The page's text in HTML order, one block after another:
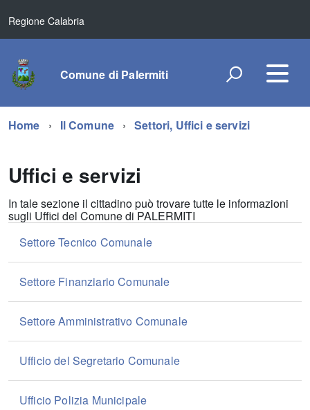
Regione Calabria
Comune di Palermiti
Home Il Comune Settori, Uffici e servizi
Uffici e servizi
In tale sezione il cittadino può trovare tutte le informazioni
sugli Uffici del Comune di PALERMITI
Settore Tecnico Comunale
Settore Finanziario Comunale
Settore Amministrativo Comunale
Ufficio del Segretario Comunale
Ufficio Polizia Municipale